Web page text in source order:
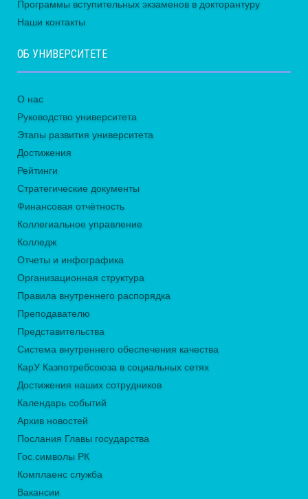
Программы вступительных экзаменов в докторантуру
Наши контакты
ОБ УНИВЕРСИТЕТЕ
О нас
Руководство университета
Этапы развития университета
Достижения
Рейтинги
Стратегические документы
Финансовая отчётность
Коллегиальное управление
Колледж
Отчеты и инфографика
Организационная структура
Правила внутреннего распорядка
Преподавателю
Представительства
Система внутреннего обеспечения качества
КарУ Казпотребсоюза в социальных сетях
Достижения наших сотрудников
Календарь событий
Архив новостей
Послания Главы государства
Гос.символы РК
Комплаенс служба
Вакансии